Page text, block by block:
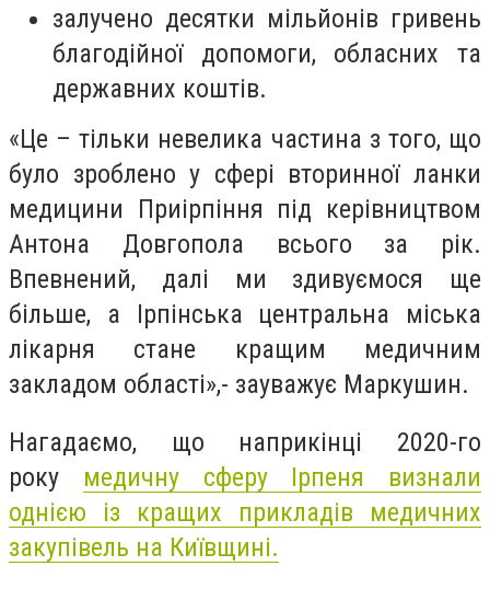
залучено десятки мільйонів гривень
благодійної допомоги, обласних та
державних коштів.
«Це – тільки невелика частина з того, що
було зроблено у сфері вторинної ланки
медицини Приірпіння під керівництвом
Антона Довгопола всього за рік.
Впевнений, далі ми здивуємося ще
більше, а Ірпінська центральна міська
лікарня стане кращим медичним
закладом області»,- зауважує Маркушин.
Нагадаємо, що наприкінці 2020-го
року медичну сферу Ірпеня визнали
однією із кращих прикладів медичних
закупівель на Київщині.